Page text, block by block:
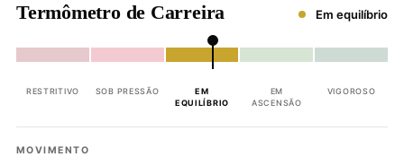
Termômetro de Carreira Em equilíbrio
RESTRITIVO SOB PRESSÃO
EM
EQUILÍBRIO
EM
ASCENSÃO
VIGOROSO
MOVIMENTO